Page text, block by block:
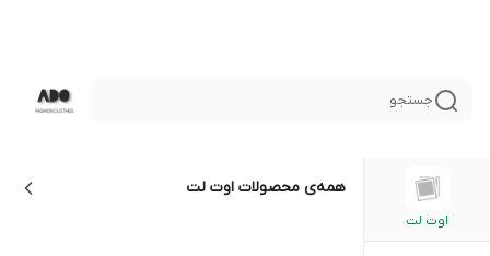
جستجو
اوت لت
همه‌ی محصولات اوت لت